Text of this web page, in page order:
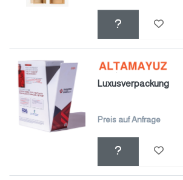
Luxusverpackung
Preis auf Anfrage